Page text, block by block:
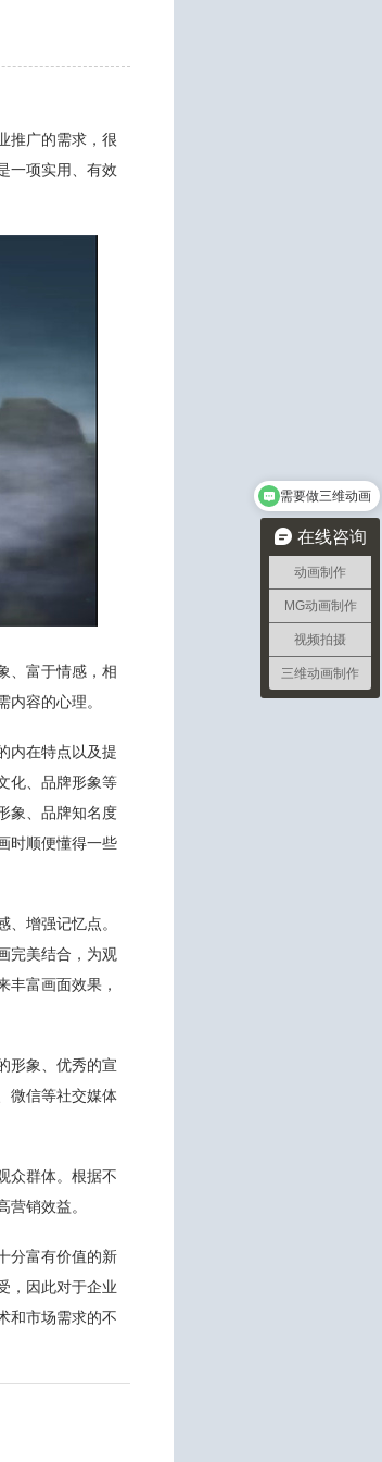
推广的需求，很
一项实用、有效
、富于情感，相
容的心理。
内在特点以及提
化、品牌形象等
象、品牌知名度
时顺便懂得一些
增强记忆点。
完美结合，为观
丰富画面效果，
形象、优秀的宣
微信等社交媒体
众群体。根据不
销效益。
分富有价值的新
，因此对于企业
和市场需求的不
在线咨询
动画制作
MG动画制作
视频拍摄
三维动画制作
三维动画的制作流程